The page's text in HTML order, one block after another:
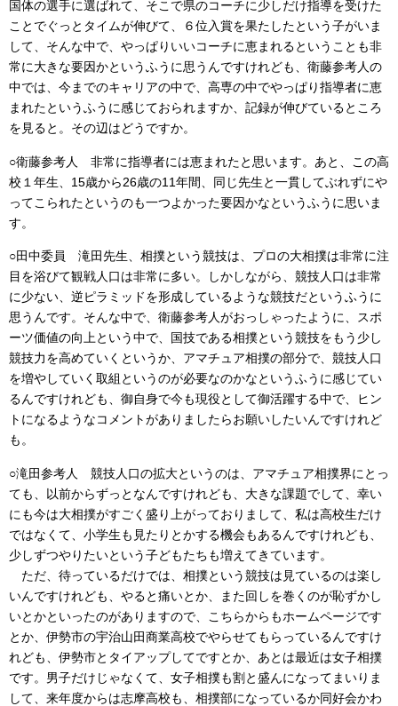
国体の選手に選ばれて、そこで県のコーチに少しだけ指導を受けた
ことでぐっとタイムが伸びて、６位入賞を果たしたという子がいま
して、そんな中で、やっぱりいいコーチに恵まれるということも非
常に大きな要因かというふうに思うんですけれども、衛藤参考人の
中では、今までのキャリアの中で、高専の中でやっぱり指導者に恵
まれたというふうに感じておられますか、記録が伸びているところ
を見ると。その辺はどうですか。
○衛藤参考人 非常に指導者には恵まれたと思います。あと、この高
校１年生、15歳から26歳の11年間、同じ先生と一貫してぶれずにや
ってこられたというのも一つよかった要因かなというふうに思いま
す。
○田中委員 滝田先生、相撲という競技は、プロの大相撲は非常に注
目を浴びて観戦人口は非常に多い。しかしながら、競技人口は非常
に少ない、逆ピラミッドを形成しているような競技だというふうに
思うんです。そんな中で、衛藤参考人がおっしゃったように、スポ
ーツ価値の向上という中で、国技である相撲という競技をもう少し
競技力を高めていくというか、アマチュア相撲の部分で、競技人口
を増やしていく取組というのが必要なのかなというふうに感じてい
るんですけれども、御自身で今も現役として御活躍する中で、ヒン
トになるようなコメントがありましたらお願いしたいんですけれど
も。
○滝田参考人 競技人口の拡大というのは、アマチュア相撲界にとっ
ても、以前からずっとなんですけれども、大きな課題でして、幸い
にも今は大相撲がすごく盛り上がっておりまして、私は高校生だけ
ではなくて、小学生も見たりとかする機会もあるんですけれども、
少しずつやりたいという子どもたちも増えてきています。
ただ、待っているだけでは、相撲という競技は見ているのは楽し
いんですけれども、やると痛いとか、また回しを巻くのが恥ずかし
いとかといったのがありますので、こちらからもホームページです
とか、伊勢市の宇治山田商業高校でやらせてもらっているんですけ
れども、伊勢市とタイアップしてですとか、あとは最近は女子相撲
です。男子だけじゃなくて、女子相撲も割と盛んになってまいりま
して、来年度からは志摩高校も、相撲部になっているか同好会かわ